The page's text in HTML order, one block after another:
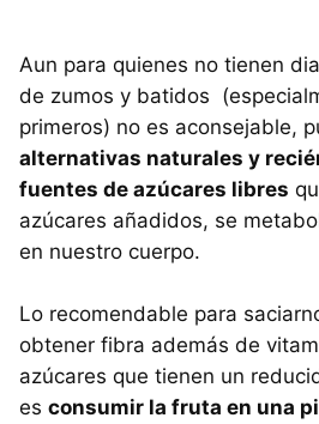
Aun para quienes no tienen
de zumos y batidos
primeros) no es aconsejable,
alternativas naturales y
fuentes de azúcares libres
azúcares añadidos, se
en nuestro cuerpo.
Lo recomendable para
obtener fibra además de
azúcares que tienen un
es consumir la fruta en una